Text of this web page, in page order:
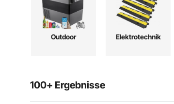
Outdoor Elektrotechnik
100+ Ergebnisse